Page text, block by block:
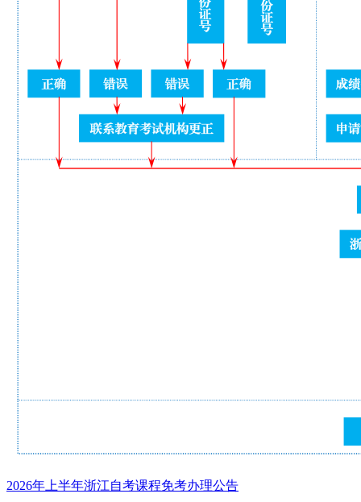
2026年上半年浙江自考课程免考办理公告